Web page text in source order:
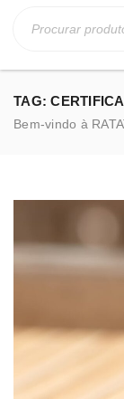
TAG:
Bem-vindo à